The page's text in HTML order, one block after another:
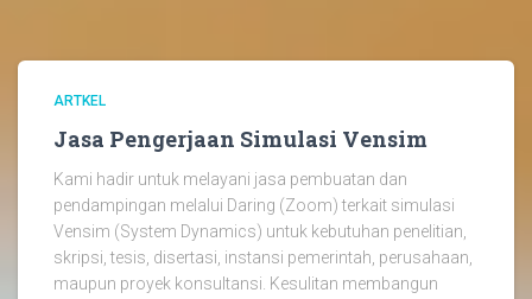
ARTKEL
Jasa Pengerjaan Simulasi Vensim
Kami hadir untuk melayani jasa pembuatan dan
pendampingan melalui Daring (Zoom) terkait simulasi
Vensim (System Dynamics) untuk kebutuhan penelitian,
skripsi, tesis, disertasi, instansi pemerintah, perusahaan,
maupun proyek konsultansi. Kesulitan membangun